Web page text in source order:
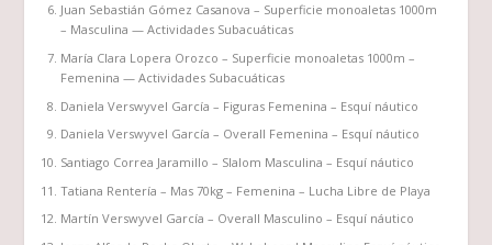
Juan Sebastián Gómez Casanova – Superficie monoaletas 1000m
– Masculina — Actividades Subacuáticas
María Clara Lopera Orozco – Superficie monoaletas 1000m –
Femenina — Actividades Subacuáticas
Daniela Verswyvel García – Figuras Femenina – Esquí náutico
Daniela Verswyvel García – Overall Femenina – Esquí náutico
Santiago Correa Jaramillo – Slalom Masculina – Esquí náutico
Tatiana Rentería – Mas 70kg – Femenina – Lucha Libre de Playa
Martín Verswyvel García – Overall Masculino – Esquí náutico